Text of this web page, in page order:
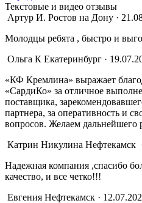
Текстовые и видео отзывы
Артур И. Ростов на Дону ·
Молодцы ребята , быстро и
Ольга К Екатеринбург ·
«КФ Кремлина» выражает
«СардиКо» за отличное
поставщика,
партнера, за оперативность и
вопросов. Желаем дальнейшего
Катрин Никулина Нефтекамск
Надежная компания ,спасибо
качество, и все четко!!!
Евгения Нефтекамск ·